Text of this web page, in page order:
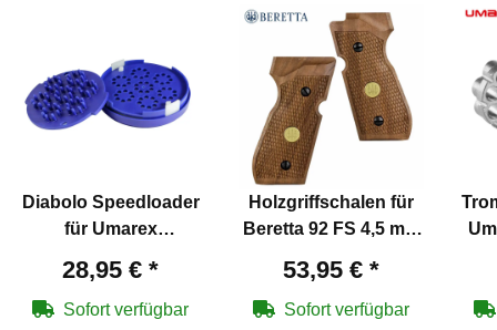
Diabolo Speedloader
für Umarex
28,95 € *
Sofort verfügbar
Holzgriffschalen für
Beretta 92 FS 4,5 mm
53,95 € *
Sofort verfügbar